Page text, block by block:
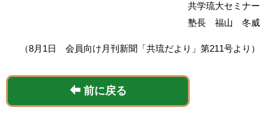
共学琉大セミナー
塾長 福山 冬威
（8月1日 会員向け月刊新聞「共琉だより」第211号より）
前に戻る